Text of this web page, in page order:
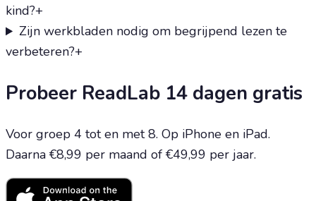
kind?+
Zijn werkbladen nodig om begrijpend lezen te
verbeteren?+
Probeer ReadLab 14 dagen gratis
Voor groep 4 tot en met 8. Op iPhone en iPad.
Daarna €8,99 per maand of €49,99 per jaar.